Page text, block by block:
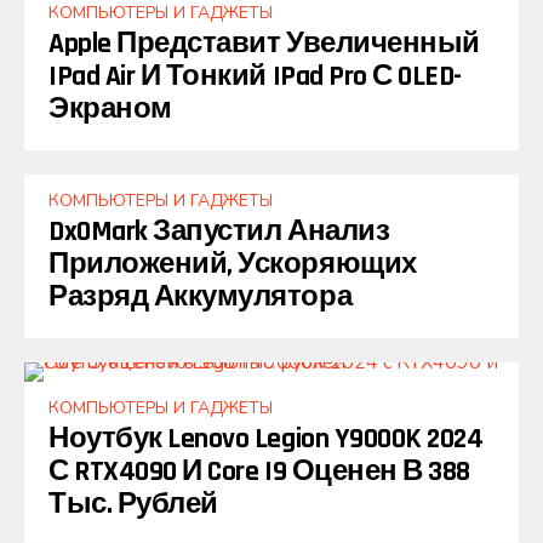
КОМПЬЮТЕРЫ И ГАДЖЕТЫ
Apple Представит Увеличенный
IPad Air И Тонкий IPad Pro С OLED-
Экраном
КОМПЬЮТЕРЫ И ГАДЖЕТЫ
DxOMark Запустил Анализ
Приложений, Ускоряющих
Разряд Аккумулятора
КОМПЬЮТЕРЫ И ГАДЖЕТЫ
Ноутбук Lenovo Legion Y9000K 2024
С RTX4090 И Core I9 Оценен В 388
Тыс. Рублей